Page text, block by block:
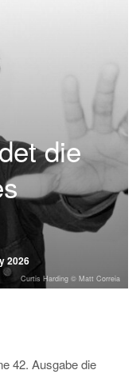
die
2026
Curtis Harding © Matt Correia
42. Ausgabe die